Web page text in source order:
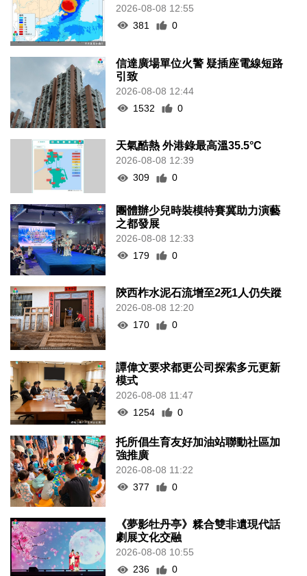
2026-08-08 12:55
381
0
信達廣場單位火警 疑插座電線短路
引致
2026-08-08 12:44
1532
0
天氣酷熱 外港錄最高溫35.5°C
2026-08-08 12:39
309
0
團體辦少兒時裝模特賽冀助力演藝
之都發展
2026-08-08 12:33
179
0
陝西柞水泥石流增至2死1人仍失蹤
2026-08-08 12:20
170
0
譚偉文要求都更公司探索多元更新
模式
2026-08-08 11:47
1254
0
托所倡生育友好加油站聯動社區加
強推廣
2026-08-08 11:22
377
0
《夢影牡丹亭》糅合雙非遺現代話
劇展文化交融
2026-08-08 10:55
236
0